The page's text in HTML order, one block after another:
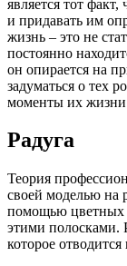
является тот
и придавать им
жизнь – это не
постоянно
он опирается на
задуматься о тех
моменты их
Радуга
Теория
своей моделью на
помощью цветных
этими полосками.
которое